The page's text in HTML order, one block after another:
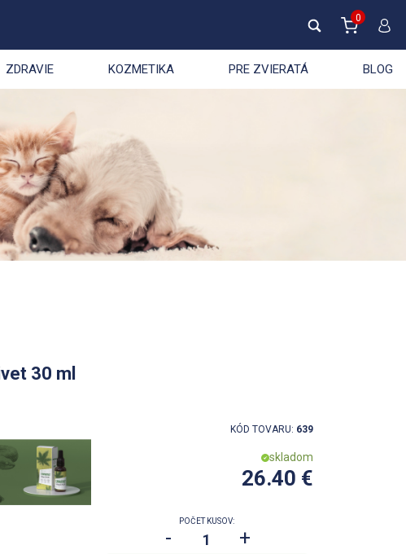
0
ZDRAVIE KOZMETIKA PRE ZVIERATÁ BLOG
30 ml
KÓD TOVARU: 639
skladom
26.40 €
POČET KUSOV:
- +